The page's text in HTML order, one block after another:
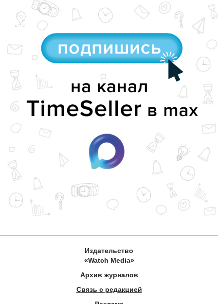
Издательство
«Watch Media»
Архив журналов
Связь с редакцией